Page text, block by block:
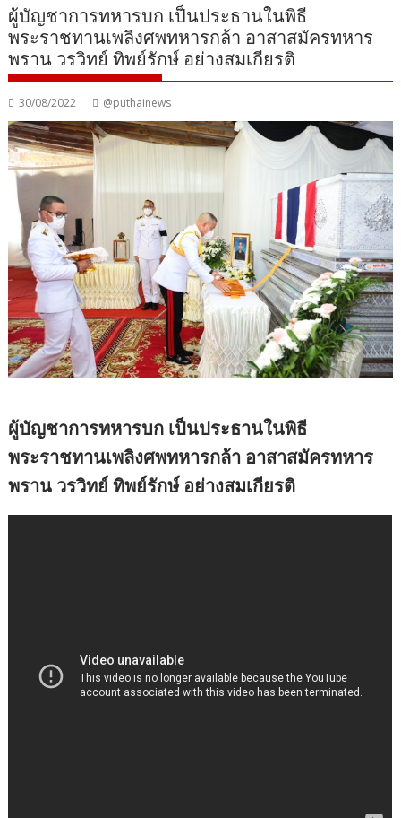
ผู้บัญชาการทหารบก เป็นประธานในพิธี
พระราชทานเพลิงศพทหารกล้า อาสาสมัครทหาร
พราน วรวิทย์ ทิพย์รักษ์ อย่างสมเกียรติ
30/08/2022 @puthainews
ผู้บัญชาการทหารบก เป็นประธานในพิธี
พระราชทานเพลิงศพทหารกล้า อาสาสมัครทหาร
พราน วรวิทย์ ทิพย์รักษ์ อย่างสมเกียรติ